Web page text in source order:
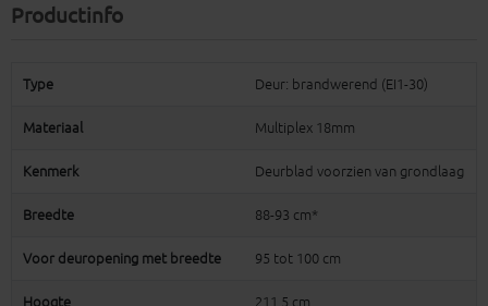
Productinfo
Type Deur: brandwerend (EI1-30)
Materiaal Multiplex 18mm
Kenmerk Deurblad voorzien van grondlaag
Breedte 88-93 cm*
Voor deuropening met breedte 95 tot 100 cm
Hoogte 211,5 cm